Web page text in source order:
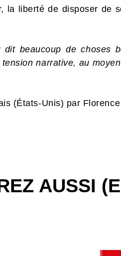
la liberté de disposer de
dit beaucoup de
narrative, au
(États-Unis) par
AUSSI